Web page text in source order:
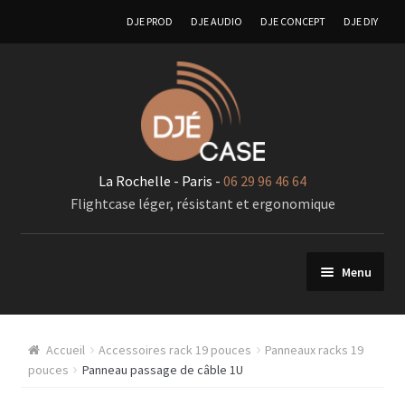
DJE PROD DJE AUDIO DJE CONCEPT DJE DIY
La Rochelle - Paris - 06 29 96 46 64
Flightcase léger, résistant et ergonomique
Menu
FlIghtcases sur mesure
A – Generalité « Flightcases sur mesures »
Accueil Accessoires rack 19 pouces
Panneaux racks 19
pouces
Panneau passage de câble 1U